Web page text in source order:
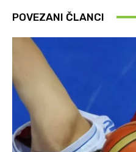
POVEZANI ČLANCI